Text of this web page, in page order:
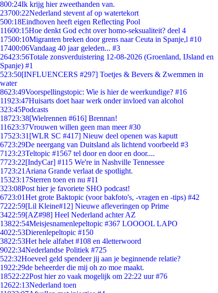
800:24Ik krijg hier zweethanden van.
23700:22Nederland stevent af op watertekort
500:18Eindhoven heeft eigen Reflecting Pool
11600:15Hoe denkt God echt over homo-seksualiteit? deel 4
17500:10Migranten breken door grens naar Ceuta in Spanje,l #10
17400:06Vandaag 40 jaar geleden... #3
26423:56Totale zonsverduistering 12-08-2026 (Groenland, IJsland en
Spanje) #1
523:50[INFLUENCERS #297] Toetjes & Bevers & Zwemmen in
water
8623:49Voorspellingstopic: Wie is hier de weerkundige? #16
11923:47Huisarts doet haar werk onder invloed van alcohol
323:45Podcasts
18723:38[Wielrennen #616] Brennan!
11623:37Vrouwen willen geen man meer #30
17523:31 [WLR SC #417] Nieuw deel openen was kaputt
6723:29De neergang van Duitsland als lichtend voorbeeld #3
71 23:23Teltopic #1567 tel door en door en door....
7723:22[IndyCar] #115 We're in Nashville Tennessee
1723:21 Ariana Grande verlaat de spotlight.
15323:17Sterren toen en nu #11
323:08Post hier je favoriete SHO podcast!
6723:01Het grote Baktopic (voor bakfoto's, -vragen en -tips) #42
7222:59[Lil Kleine#12] Nieuwe afleveringen op Prime
3422:59[AZ#98] Heel Nederland achter AZ
13822:54Meisjesnamenlepeltopic #367 LOOOOL LAPO
4022:53Dierenlepeltopic #150
3822:53Het hele alfabet #108 en 4letterwoord
9022:34Nederlandse Politiek #725
522:32Hoeveel geld spendeer jij aan je beginnende relatie?
1922:29de beheerder die mij oh zo moe maakt.
18522:22Post hier zo vaak mogelijk om 22:22 uur #76
12622:13Nederland toen